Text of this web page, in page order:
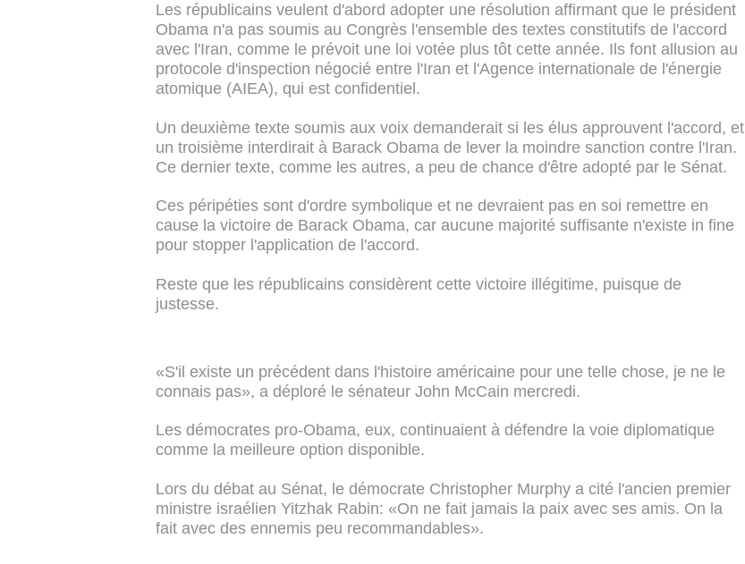
Les républicains veulent d'abord adopter une résolution affirmant que le président
Obama n'a pas soumis au Congrès l'ensemble des textes constitutifs de l'accord
avec l'Iran, comme le prévoit une loi votée plus tôt cette année. Ils font allusion au
protocole d'inspection négocié entre l'Iran et l'Agence internationale de l'énergie
atomique (AIEA), qui est confidentiel.
Un deuxième texte soumis aux voix demanderait si les élus approuvent l'accord, et
un troisième interdirait à Barack Obama de lever la moindre sanction contre l'Iran.
Ce dernier texte, comme les autres, a peu de chance d'être adopté par le Sénat.
Ces péripéties sont d'ordre symbolique et ne devraient pas en soi remettre en
cause la victoire de Barack Obama, car aucune majorité suffisante n'existe in fine
pour stopper l'application de l'accord.
Reste que les républicains considèrent cette victoire illégitime, puisque de
justesse.
«S'il existe un précédent dans l'histoire américaine pour une telle chose, je ne le
connais pas», a déploré le sénateur John McCain mercredi.
Les démocrates pro-Obama, eux, continuaient à défendre la voie diplomatique
comme la meilleure option disponible.
Lors du débat au Sénat, le démocrate Christopher Murphy a cité l'ancien premier
ministre israélien Yitzhak Rabin: «On ne fait jamais la paix avec ses amis. On la
fait avec des ennemis peu recommandables».